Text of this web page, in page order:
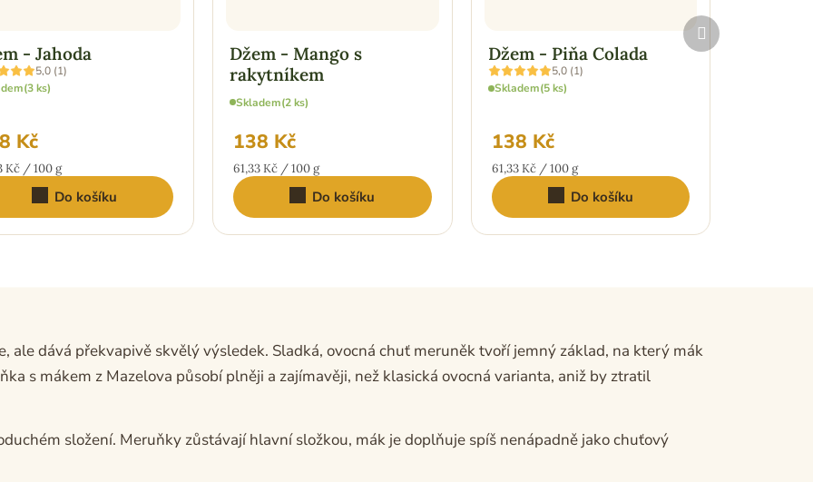
- Jahoda
5,0 (1)
(3 ks)
Kč
Kč / 100 g
Do košíku
Džem - Mango s
rakytníkem
Skladem(2 ks)
138 Kč
Měrná
cena:
61,33 Kč / 100 g
Do košíku
Džem - Piňa Colada
Průměrné
hodnocení
produktu
5
5,0 (1)
Skladem(5 ks)
138 Kč
Měrná
cena:
61,33 Kč / 100 g
Do košíku
Další
produkt
ale dává překvapivě skvělý výsledek. Sladká, ovocná chuť meruněk tvoří jemný základ, na který mák
s mákem z Mazelova působí plněji a zajímavěji, než klasická ovocná varianta, aniž by ztratil
složení. Meruňky zůstávají hlavní složkou, mák je doplňuje spíš nenápadně jako chuťový